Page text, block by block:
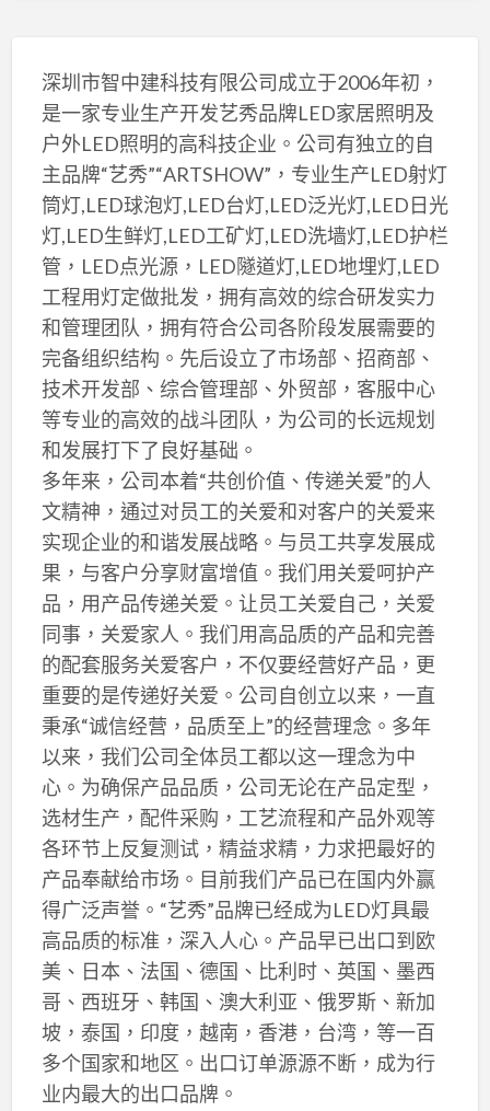
深圳市智中建科技有限公司成立于2006年初，
是一家专业生产开发艺秀品牌LED家居照明及
户外LED照明的高科技企业。公司有独立的自
主品牌“艺秀”“ARTSHOW”，专业生产LED射灯
筒灯,LED球泡灯,LED台灯,LED泛光灯,LED日光
灯,LED生鲜灯,LED工矿灯,LED洗墙灯,LED护栏
管，LED点光源，LED隧道灯,LED地埋灯,LED
工程用灯定做批发，拥有高效的综合研发实力
和管理团队，拥有符合公司各阶段发展需要的
完备组织结构。先后设立了市场部、招商部、
技术开发部、综合管理部、外贸部，客服中心
等专业的高效的战斗团队，为公司的长远规划
和发展打下了良好基础。
多年来，公司本着“共创价值、传递关爱”的人
文精神，通过对员工的关爱和对客户的关爱来
实现企业的和谐发展战略。与员工共享发展成
果，与客户分享财富增值。我们用关爱呵护产
品，用产品传递关爱。让员工关爱自己，关爱
同事，关爱家人。我们用高品质的产品和完善
的配套服务关爱客户，不仅要经营好产品，更
重要的是传递好关爱。公司自创立以来，一直
秉承“诚信经营，品质至上”的经营理念。多年
以来，我们公司全体员工都以这一理念为中
心。为确保产品品质，公司无论在产品定型，
选材生产，配件采购，工艺流程和产品外观等
各环节上反复测试，精益求精，力求把最好的
产品奉献给市场。目前我们产品已在国内外赢
得广泛声誉。“艺秀”品牌已经成为LED灯具最
高品质的标准，深入人心。产品早已出口到欧
美、日本、法国、德国、比利时、英国、墨西
哥、西班牙、韩国、澳大利亚、俄罗斯、新加
坡，泰国，印度，越南，香港，台湾，等一百
多个国家和地区。出口订单源源不断，成为行
业内最大的出口品牌。